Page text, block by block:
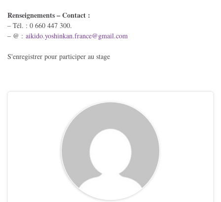
Renseignements – Contact :
– Tél. : 0 660 447 300.
– @ : aikido.yoshinkan.france@gmail.com
S'enregistrer pour participer au stage